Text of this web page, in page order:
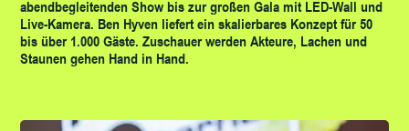
abendbegleitenden Show bis zur großen Gala mit LED-Wall und
Live-Kamera. Ben Hyven liefert ein skalierbares Konzept für 50
bis über 1.000 Gäste. Zuschauer werden Akteure, Lachen und
Staunen gehen Hand in Hand.